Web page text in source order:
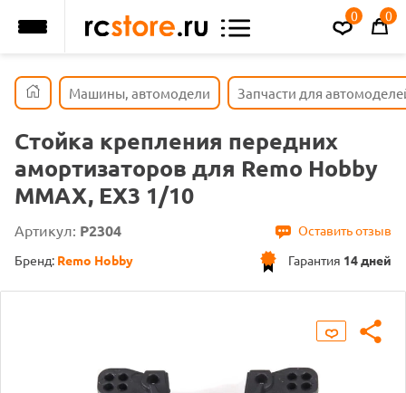
0 0
Машины, автомодели Запчасти для
Стойка крепления передних
амортизаторов для Remo Hobby
MMAX, EX3 1/10
Артикул: P2304
Оставить отзыв
Гарантия 14 дней
Бренд: Remo Hobby